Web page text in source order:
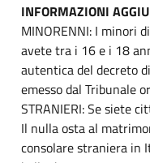
INFORMAZIONI
MINORENNI: I minori
avete tra i 16 e i 18
autentica del decreto
emesso dal Tribunale
STRANIERI: Se siete
Il nulla osta al
consolare straniera in